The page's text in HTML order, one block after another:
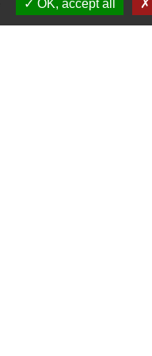
OK, accept all